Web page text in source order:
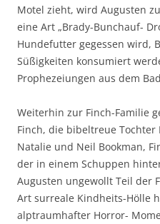
Motel zieht, wird Augusten
eine Art „Brady-Bunchauf-
Hundefutter gegessen wird,
Süßigkeiten konsumiert
Prophezeiungen aus dem
Weiterhin zur Finch-Familie
Finch, die bibeltreue Tochter
Natalie und Neil Bookman,
der in einem Schuppen
Augusten ungewollt Teil der
Art surreale Kindheits-Hölle
alptraumhafter Horror-